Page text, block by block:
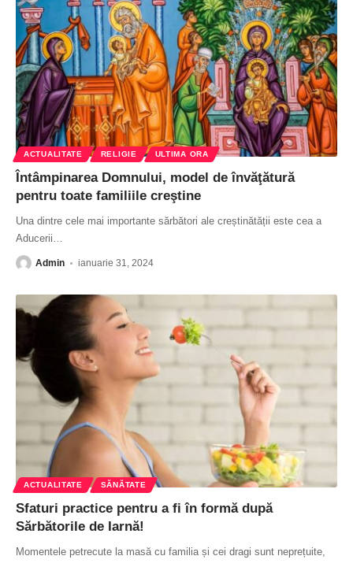
ACTUALITATE RELIGIE ULTIMA ORA
Întâmpinarea Domnului, model de învăţătură
pentru toate familiile creştine
Una dintre cele mai importante sărbători ale creștinătății este cea a
Aducerii…
Admin ianuarie 31, 2024
ACTUALITATE SĂNĂTATE
Sfaturi practice pentru a fi în formă după
Sărbătorile de Iarnă!
Momentele petrecute la masă cu familia și cei dragi sunt neprețuite,